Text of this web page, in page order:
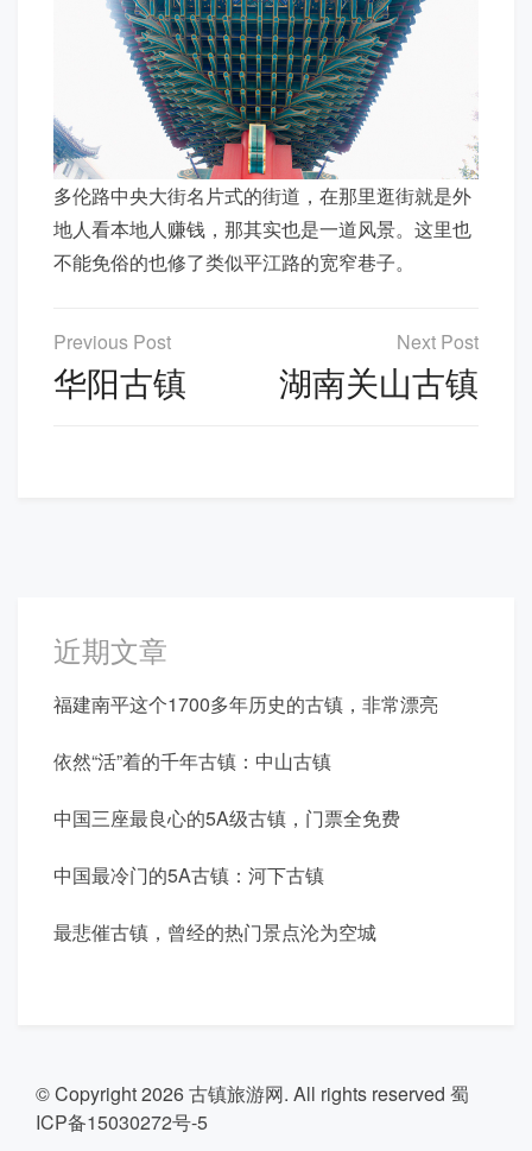
多伦路中央大街名片式的街道，在那里逛街就是外
地人看本地人赚钱，那其实也是一道风景。这里也
不能免俗的也修了类似平江路的宽窄巷子。
文
章
导
华阳古镇 湖南关山古镇
近期文章
福建南平这个1700多年历史的古镇，非常漂亮
依然“活”着的千年古镇：中山古镇
中国三座最良心的5A级古镇，门票全免费
中国最冷门的5A古镇：河下古镇
最悲催古镇，曾经的热门景点沦为空城
© Copyright 2026古镇旅游网. All rights reserved 蜀
ICP备15030272号-5